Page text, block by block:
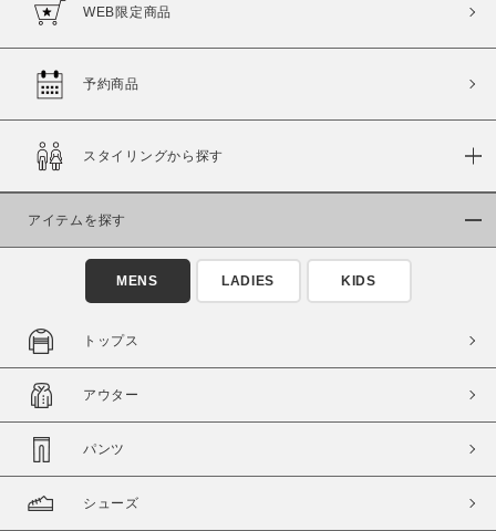
商品タイプ
通常商品
セール価格 WEB限定
在庫
在庫あり
WEB限定商品
予約商品
スタイリングから探す
アイテムを探す
MENS LADIES KIDS
トップス
アウター
パンツ
シューズ